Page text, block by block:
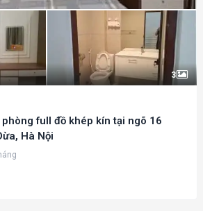
3
full đồ khép kín tại ngõ 16
Hà Nội